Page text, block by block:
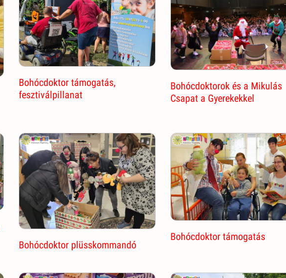
Bohócdoktor támogatás,
fesztiválpillanat
Bohócdoktorok és a Mikulás
Csapat a Gyerekekkel
Bohócdoktor plüsskommandó
Bohócdoktor támogatás